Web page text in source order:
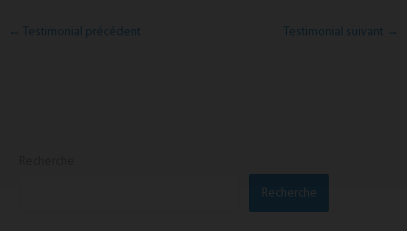
← Testimonial précédent Testimonial suivant →
Recherche